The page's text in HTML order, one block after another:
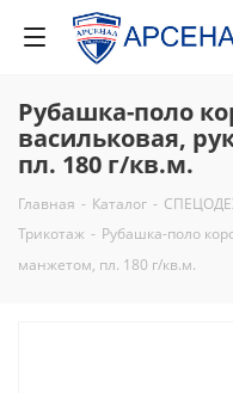
Рубашка-поло
васильковая,
пл. 180 г/кв.м.
Главная - Каталог -
Трикотаж - Рубашка-поло
манжетом, пл. 180 г/кв.м.